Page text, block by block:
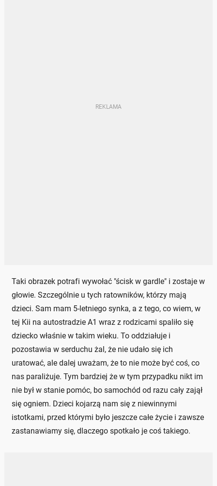
Taki obrazek potrafi wywołać "ścisk w gardle" i zostaje w
głowie. Szczególnie u tych ratowników, którzy mają
dzieci. Sam mam 5-letniego synka, a z tego, co wiem, w
tej Kii na autostradzie A1 wraz z rodzicami spaliło się
dziecko właśnie w takim wieku. To oddziałuje i
pozostawia w serduchu żal, że nie udało się ich
uratować, ale dalej uważam, że to nie może być coś, co
nas paraliżuje. Tym bardziej że w tym przypadku nikt im
nie był w stanie pomóc, bo samochód od razu cały zajął
się ogniem. Dzieci kojarzą nam się z niewinnymi
istotkami, przed którymi było jeszcze całe życie i zawsze
zastanawiamy się, dlaczego spotkało je coś takiego.